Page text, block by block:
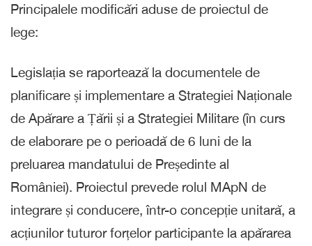
Principalele modificări aduse de proiectul de
lege:
Legislația se raportează la documentele de
planificare și implementare a Strategiei Naționale
de Apărare a Țării și a Strategiei Militare (în curs
de elaborare pe o perioadă de 6 luni de la
preluarea mandatului de Președinte al
României). Proiectul prevede rolul MApN de
integrare și conducere, într-o concepție unitară, a
acțiunilor tuturor forțelor participante la apărarea